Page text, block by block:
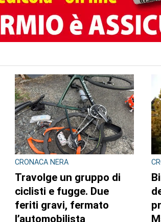
AUTORE
INCHIESTA E SEGNALAZIONI DAL
TERRITORIO
Sulle impalcature senza
casco e sotto l’afa: a